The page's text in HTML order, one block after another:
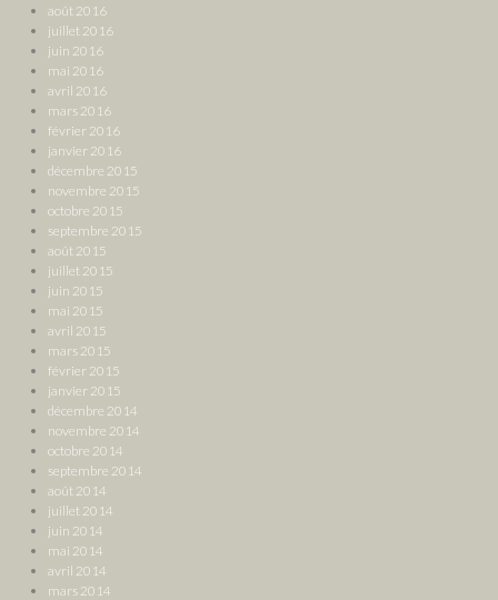
août 2016
juillet 2016
juin 2016
mai 2016
avril 2016
mars 2016
février 2016
janvier 2016
décembre 2015
novembre 2015
octobre 2015
septembre 2015
août 2015
juillet 2015
juin 2015
mai 2015
avril 2015
mars 2015
février 2015
janvier 2015
décembre 2014
novembre 2014
octobre 2014
septembre 2014
août 2014
juillet 2014
juin 2014
mai 2014
avril 2014
mars 2014